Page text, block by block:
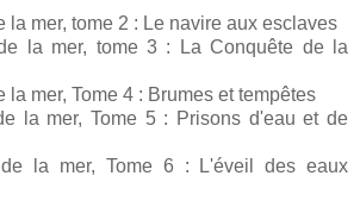
la mer, tome 2 : Le navire aux esclaves
la mer, tome 3 : La Conquête de la
la mer, Tome 4 : Brumes et tempêtes
la mer, Tome 5 : Prisons d'eau et de
de la mer, Tome 6 : L'éveil des eaux